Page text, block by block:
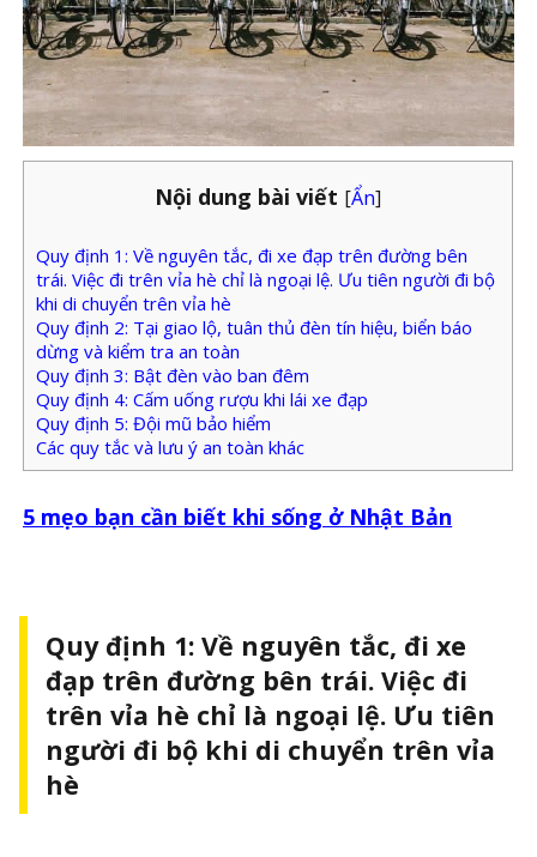
Nội dung bài viết [Ẩn]
Quy định 1: Về nguyên tắc, đi xe đạp trên đường bên
trái. Việc đi trên vỉa hè chỉ là ngoại lệ. Ưu tiên người đi bộ
khi di chuyển trên vỉa hè
Quy định 2: Tại giao lộ, tuân thủ đèn tín hiệu, biển báo
dừng và kiểm tra an toàn
Quy định 3: Bật đèn vào ban đêm
Quy định 4: Cấm uống rượu khi lái xe đạp
Quy định 5: Đội mũ bảo hiểm
Các quy tắc và lưu ý an toàn khác
5 mẹo bạn cần biết khi sống ở Nhật Bản
Quy định 1: Về nguyên tắc, đi xe
đạp trên đường bên trái. Việc đi
trên vỉa hè chỉ là ngoại lệ. Ưu tiên
người đi bộ khi di chuyển trên vỉa
hè